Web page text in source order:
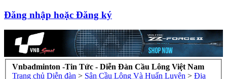
Đăng nhập hoặc Đăng ký
Vnbadminton -Tin Tức - Diễn Đàn Cầu Lông Việt Nam
Trang chủ Diễn đàn > Sân Cầu Lông Và Huấn Luyện > Địa